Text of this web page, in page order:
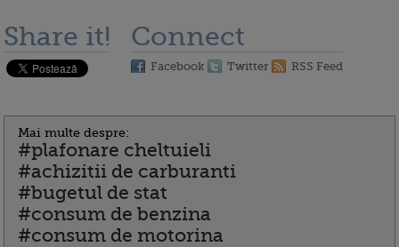
Share it! Connect
Facebook Twitter RSS Feed
Mai multe despre:
#plafonare cheltuieli
#achizitii de carburanti
#bugetul de stat
#consum de benzina
#consum de motorina